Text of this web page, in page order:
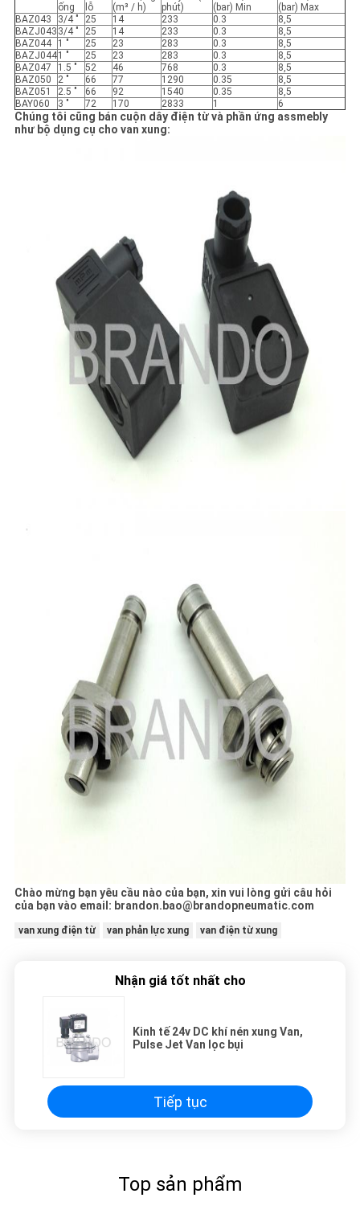
ống
lỗ
(m³ / h)
phút)
(bar) Min
(bar) Max
BAZ043
3/4 " 25 14 233 0.3
8,5
BAZJ043 3/4 " 25 14 233 0.3
8,5
BAZ044
1 " 25 23 283 0.3
8,5
BAZJ0441 " 25 23 283 0.3
8,5
BAZ047
1.5 " 52 46 768 0.3
8,5
BAZ050
2 " 66 77 1290 0.35
8,5
BAZ051
2.5 " 66 92 1540 0.35
8,5
BAY060
3 " 72 170 2833 1 6
Chúng tôi cũng bán cuộn dây điện từ và phần ứng assmebly
như bộ dụng cụ cho van xung:
Chào mừng bạn yêu cầu nào của bạn, xin vui lòng gửi câu hỏi
của bạn vào email: brandon.bao@brandopneumatic.com
van xung điện từ van phản lực xung van điện từ xung
Nhận giá tốt nhất cho
Kinh tế 24v DC khí nén xung Van,
Pulse Jet Van lọc bụi
Tiếp tục
Top sản phẩm